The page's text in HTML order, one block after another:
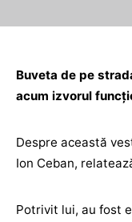
Buveta de pe
acum izvorul
Despre această
Ion Ceban,
Potrivit lui, au fost